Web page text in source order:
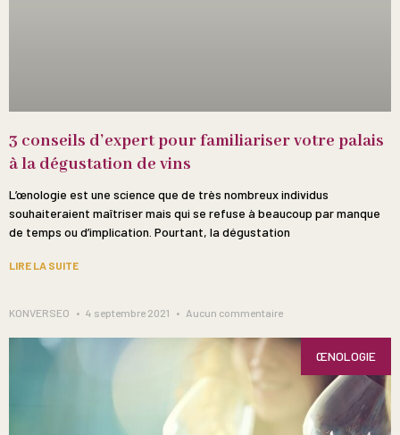
3 conseils d’expert pour familiariser votre palais
à la dégustation de vins
L’œnologie est une science que de très nombreux individus
souhaiteraient maîtriser mais qui se refuse à beaucoup par manque
de temps ou d’implication. Pourtant, la dégustation
LIRE LA SUITE
KONVERSEO 4 septembre 2021 Aucun commentaire
ŒNOLOGIE